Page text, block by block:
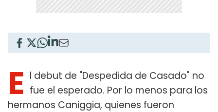
E l debut de "Despedida de Casado" no
fue el esperado. Por lo menos para los
hermanos Caniggia, quienes fueron